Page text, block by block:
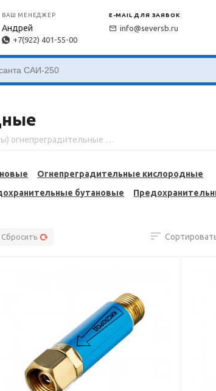
ВАШ МЕНЕДЖЕР
Андрей
+7(922) 401-55-00
E-MAIL ДЛЯ ЗАЯВОК
info@seversb.ru
Клапаны (затворы) огнепреградительные кислород
Огнепреградительные кислородные
бутановые
Сбросить